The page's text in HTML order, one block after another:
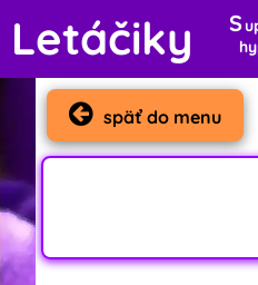
Letáčiky S
späť do menu